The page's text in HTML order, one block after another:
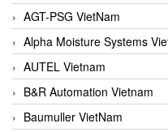
AGT-PSG VietNam
Alpha Moisture Systems
AUTEL Vietnam
B&R Automation Vietnam
Baumuller VietNam